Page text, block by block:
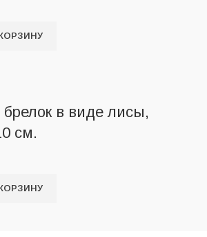
в виде лисы,
см.